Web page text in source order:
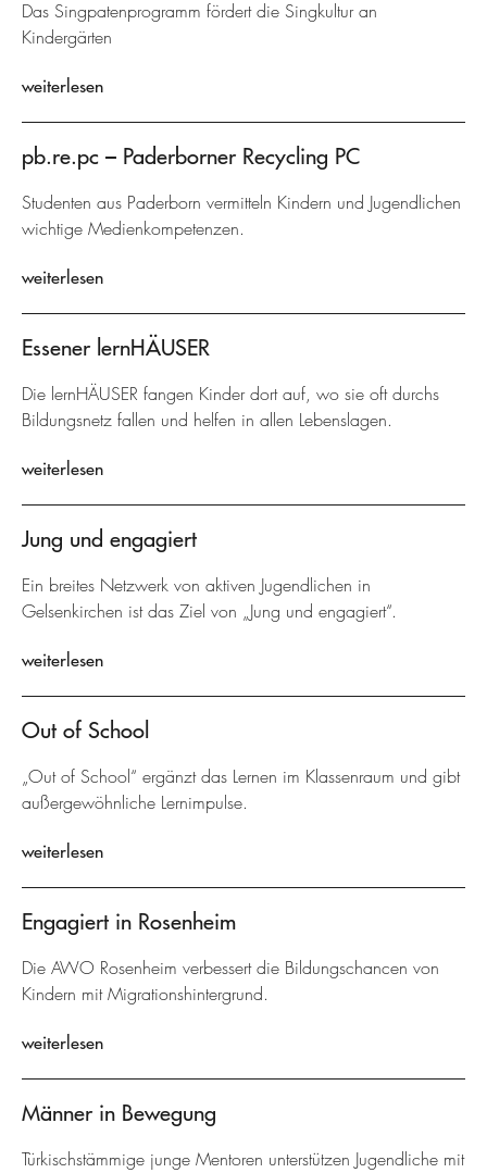
Das Singpatenprogramm fördert die Singkultur an
Kindergärten
weiterlesen
pb.re.pc – Paderborner Recycling PC
Studenten aus Paderborn vermitteln Kindern und Jugendlichen
wichtige Medienkompetenzen.
weiterlesen
Essener lernHÄUSER
Die lernHÄUSER fangen Kinder dort auf, wo sie oft durchs
Bildungsnetz fallen und helfen in allen Lebenslagen.
weiterlesen
Jung und engagiert
Ein breites Netzwerk von aktiven Jugendlichen in
Gelsenkirchen ist das Ziel von „Jung und engagiert“.
weiterlesen
Out of School
„Out of School“ ergänzt das Lernen im Klassenraum und gibt
außergewöhnliche Lernimpulse.
weiterlesen
Engagiert in Rosenheim
Die AWO Rosenheim verbessert die Bildungschancen von
Kindern mit Migrationshintergrund.
weiterlesen
Männer in Bewegung
Türkischstämmige junge Mentoren unterstützen Jugendliche mit